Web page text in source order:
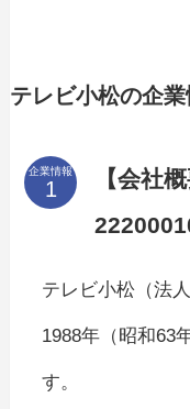
テレビ小松の企業
企業情報
【会社
テレビ小松（法
1988年（昭和63
す。